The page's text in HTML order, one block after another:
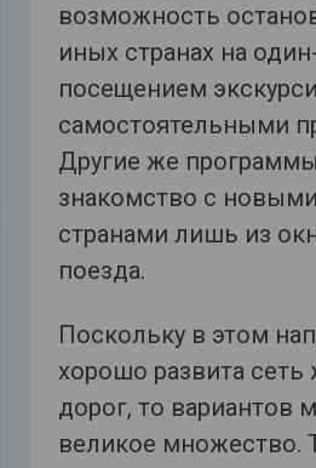
возможность
иных странах на
посещением
самостоятельными
Другие же
знакомство с
странами лишь из
поезда.
Поскольку в этом
хорошо развита
дорог, то вариантов
великое множество.